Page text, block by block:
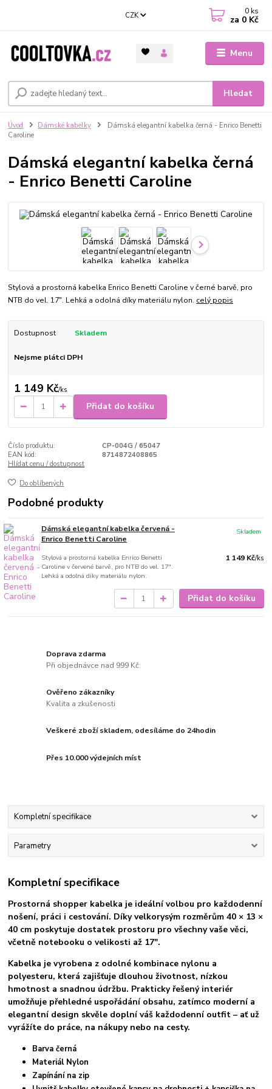
Menu
CZK
Hledat
0 ks
za 0 Kč
Úvod Dámské kabelky
Dámská elegantní kabelka černá - Enrico Benetti
Caroline
Dámská elegantní kabelka černá
- Enrico Benetti Caroline
Stylová a prostorná kabelka Enrico Benetti Caroline v černé barvě, pro
NTB do vel. 17". Lehká a odolná díky materiálu nylon. celý popis
Dostupnost Skladem
Nejsme plátci DPH
1 149 Kč/ks
Přidat do košíku
Číslo produktu:
CP-004G / 65047
EAN kód:
8714872408865
Hlídat cenu / dostupnost
Do oblíbených
Podobné produkty
Dámská elegantní kabelka červená -
Enrico Benetti Caroline
Stylová a prostorná kabelka Enrico Benetti
Caroline v červené barvě, pro NTB do vel. 17".
Lehká a odolná díky materiálu nylon.
1 149 Kč/ks
Skladem
Přidat do košíku
Doprava zdarma
Při objednávce nad 999 Kč
Ověřeno zákazníky
Kvalita a zkušenosti
Veškeré zboží skladem, odesíláme do 24hodin
Přes 10.000 výdejních míst
Kompletní specifikace
Parametry
Kompletní specifikace
Prostorná shopper kabelka je ideální volbou pro každodenní
nošení, práci i cestování. Díky velkorysým rozměrům 40 × 13 ×
40 cm poskytuje dostatek prostoru pro všechny vaše věci,
včetně notebooku o velikosti až 17".
Kabelka je vyrobena z odolné kombinace nylonu a
polyesteru, která zajišťuje dlouhou životnost, nízkou
hmotnost a snadnou údržbu. Prakticky řešený interiér
umožňuje přehledné uspořádání obsahu, zatímco moderní a
elegantní design skvěle doplní váš každodenní outfit – ať už
vyrážíte do práce, na nákupy nebo na cesty.
Barva černá
Materiál Nylon
Zapínání na zip